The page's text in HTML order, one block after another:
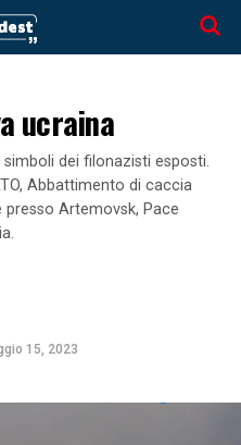
ucraina
dei filonazisti esposti.
Abbattimento di caccia
presso Artemovsk, Pace
15, 2023